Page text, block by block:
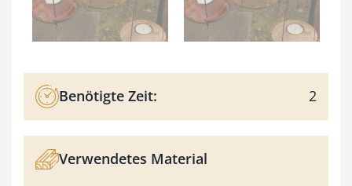
Benötigte Zeit: 2
Verwendetes Material